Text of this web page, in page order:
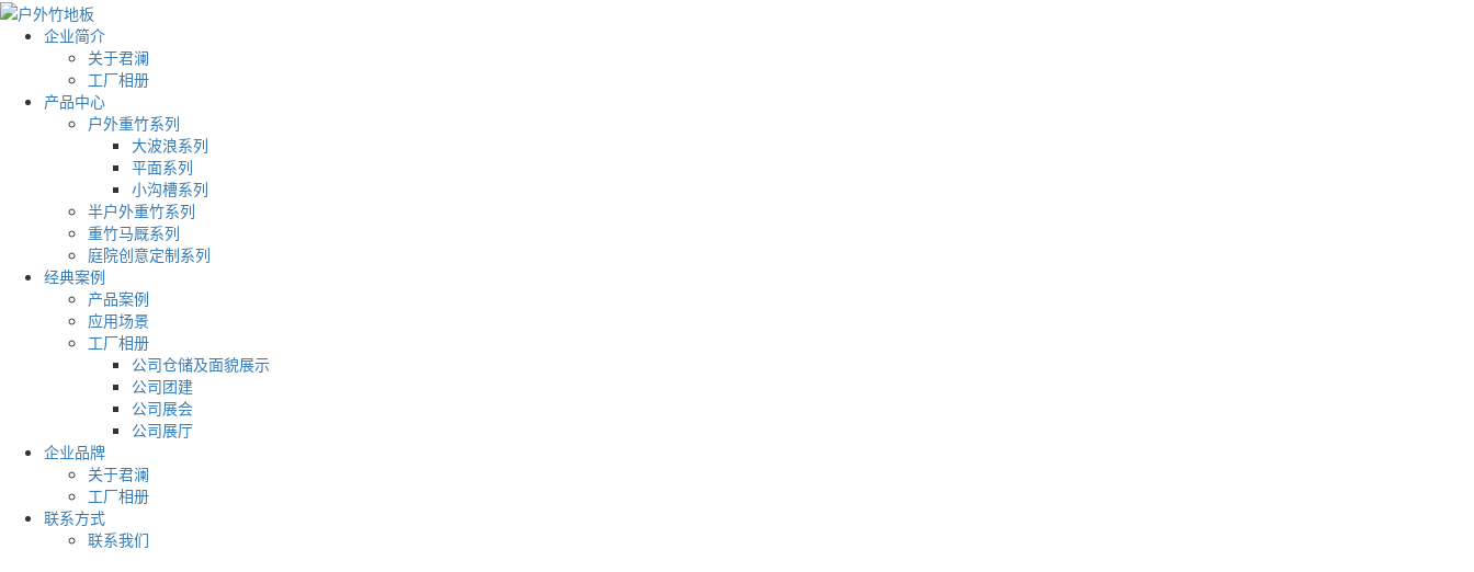
企业简介
关于君澜
工厂相册
产品中心
户外重竹系列
大波浪系列
平面系列
小沟槽系列
半户外重竹系列
重竹马厩系列
庭院创意定制系列
经典案例
产品案例
应用场景
工厂相册
公司仓储及面貌展示
公司团建
公司展会
公司展厅
企业品牌
关于君澜
工厂相册
联系方式
联系我们